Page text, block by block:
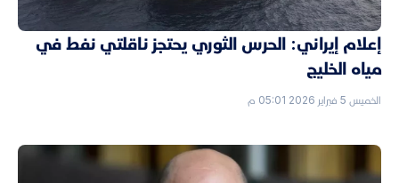
إعلام إيراني: الحرس الثوري يحتجز ناقلتي نفط في
مياه الخليج
الخميس 5 فبراير 2026 05:01 م